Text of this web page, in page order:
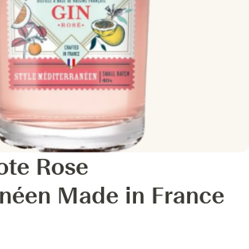
Rose
Made in France